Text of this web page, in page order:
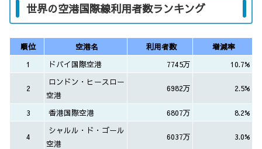
世界の空港国際線利用者数ランキング
順位 空港名 利用者数
増減率
1
ドバイ国際空港 7745万 10.7%
2
ロンドン・ヒースロー
空港
6982万 2.5%
3 香港国際空港 6807万 8.2%
4
シャルル・ド・ゴール
空港
6037万 3.0%